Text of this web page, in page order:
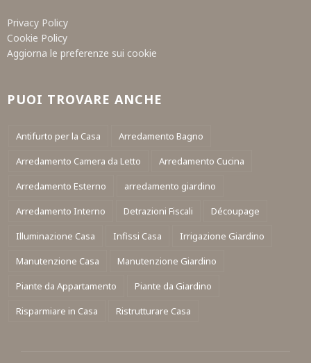
Privacy Policy
Cookie Policy
Aggiorna le preferenze sui cookie
PUOI TROVARE ANCHE
Antifurto per la Casa
Arredamento Bagno
Arredamento Camera da Letto
Arredamento Cucina
Arredamento Esterno
arredamento giardino
Arredamento Interno
Detrazioni Fiscali
Découpage
Illuminazione Casa
Infissi Casa
Irrigazione Giardino
Manutenzione Casa
Manutenzione Giardino
Piante da Appartamento
Piante da Giardino
Risparmiare in Casa
Ristrutturare Casa